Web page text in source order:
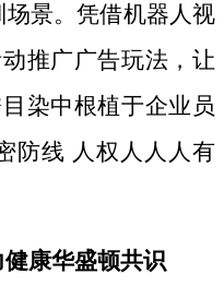
景。凭借机器人视
推广广告玩法，让
染中根植于企业员
防线 人权人人人有
康华盛顿共识